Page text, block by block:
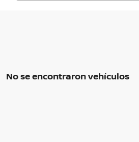
No se encontraron vehículos